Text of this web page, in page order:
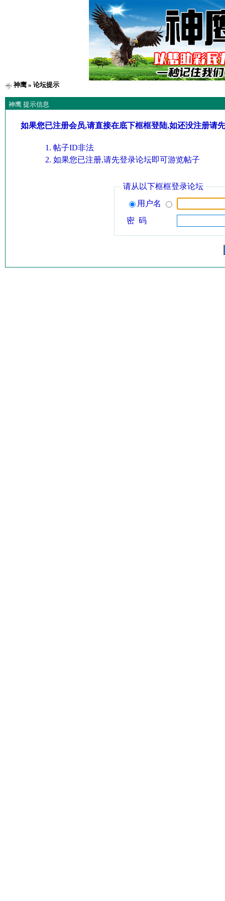
神鹰» 论坛提示
神鹰 提示信息
如果您已注册会员,请直接在底下框框登陆,如还没注册请
帖子ID非法
如果您已注册,请先登录论坛即可游览帖子
请从以下框框登录论坛
用户名
密 码